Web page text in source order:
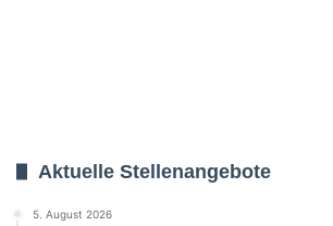
Aktuelle Stellenangebote
5. August 2026